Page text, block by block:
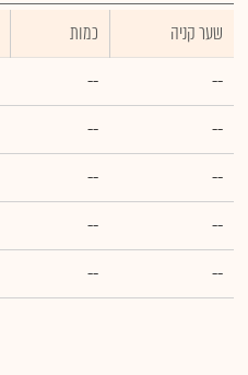
שער קניה כמות
--
--
--
--
--
--
--
--
--
--